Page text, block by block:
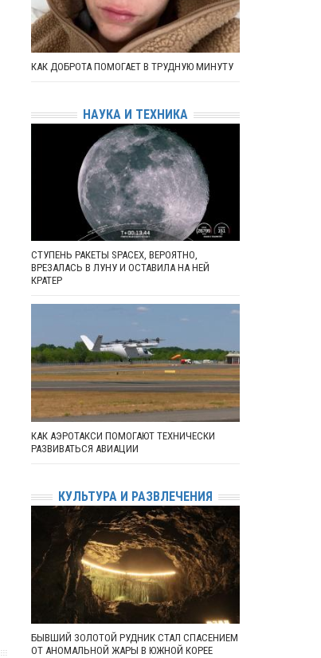
КАК ДОБРОТА ПОМОГАЕТ В ТРУДНУЮ МИНУТУ
НАУКА И ТЕХНИКА
СТУПЕНЬ РАКЕТЫ SPACEX, ВЕРОЯТНО,
ВРЕЗАЛАСЬ В ЛУНУ И ОСТАВИЛА НА НЕЙ
КРАТЕР
КАК АЭРОТАКСИ ПОМОГАЮТ ТЕХНИЧЕСКИ
РАЗВИВАТЬСЯ АВИАЦИИ
КУЛЬТУРА И РАЗВЛЕЧЕНИЯ
БЫВШИЙ ЗОЛОТОЙ РУДНИК СТАЛ СПАСЕНИЕМ
ОТ АНОМАЛЬНОЙ ЖАРЫ В ЮЖНОЙ КОРЕЕ